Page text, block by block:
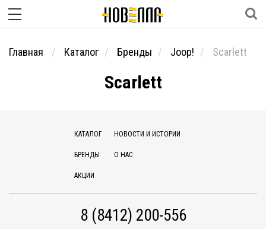
Главная Каталог Бренды Joop! Scarlett
Scarlett
КАТАЛОГ
БРЕНДЫ
АКЦИИ
НОВОСТИ И ИСТОРИИ
О НАС
8 (8412) 200-556